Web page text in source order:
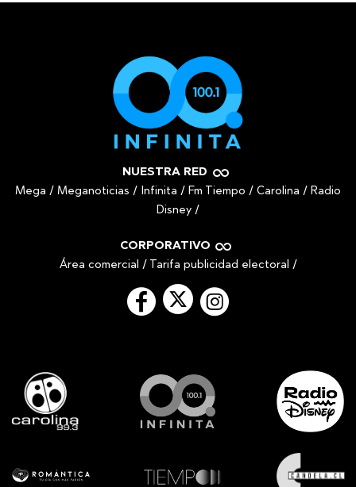
NUESTRA RED
Mega / Meganoticias / Infinita / Fm Tiempo / Carolina / Radio
Disney /
CORPORATIVO
Área comercial / Tarifa publicidad electoral /